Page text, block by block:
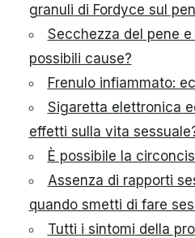
granuli di Fordyce sul
Secchezza del pene
possibili cause?
Frenulo infiammato:
Sigaretta elettronica
effetti sulla vita
È possibile la
Assenza di rapporti
quando smetti di fare
Tutti i sintomi della